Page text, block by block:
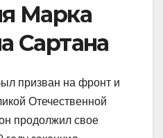
Марка
Сартана
призван на фронт и
Отечественной
продолжил свое